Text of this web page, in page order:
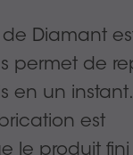
Diamant
permet de
en un instant.
est
le produit fini